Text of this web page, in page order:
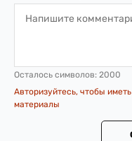
Осталось символов: 2000
Авторизуйтесь, чтобы
материалы